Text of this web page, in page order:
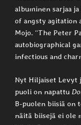
albuminen sarjaa
of angsty agitation
Mojo. “The Peter
autobiographical
infectious and
Nyt Hiljaiset Levyt
puoli on napattu
B-puolen biisiä on
näitä biisejä ei ole